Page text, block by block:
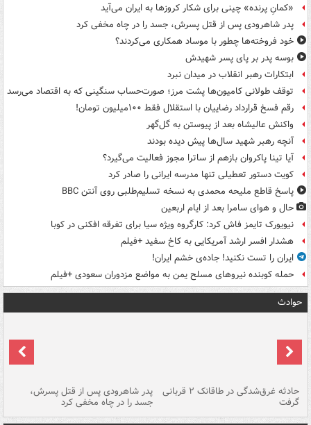
«کمانِ پرنده» چینی برای شکار کروزها به ایران می‌آید
پدر شاهرودی پس از قتل پسرش، جسد را در چاه مخفی کرد
خود فروخته‌ها چطور با موساد همکاری می‌کردند؟
بوسه‌ پدر بر پای پسر شهیدش
ابتکارات رهبر انقلاب در میدان نبرد
توقف طولانی کامیون‌ها پشت مرز؛ صورت‌حساب سنگینی که به اقتصاد می‌رسد
رقم فسخ قرارداد رضاییان با استقلال فقط ۱۰۰میلیون تومان!
واکنش عالیشاه بعد از پیوستن به گل‌گهر
آنچه رهبر شهید سال‌ها پیش دیده بودند
آیا تینا پاکروان بازهم از ساترا مجوز فعالیت می‌گیرد؟
کویت دستور تعطیلی تنها مدرسه ایرانی را صادر کرد
پاسخ قاطع ملیحه محمدی به نسخه تسلیم‌طلبی روی آنتن BBC
حال و هوای سامرا بعد از ایام اربعین
نیویورک تایمز فاش کرد: کارگروه ویژه سیا برای تفرقه افکنی در کوبا
هشدار افسر ارشد آمریکایی به کاخ سفید +فیلم
ایران را تست نکنید! جاده‌ی خشم ایران!
حمله کوبنده نیروهای مسلح یمن به مواضع مزدوران سعودی +فیلم
حوادث
حادثه غرق‌شدگی در طاقانک ۲ قربانی
گرفت
پدر شاهرودی پس از قتل پسرش،
جسد را در چاه مخفی کرد